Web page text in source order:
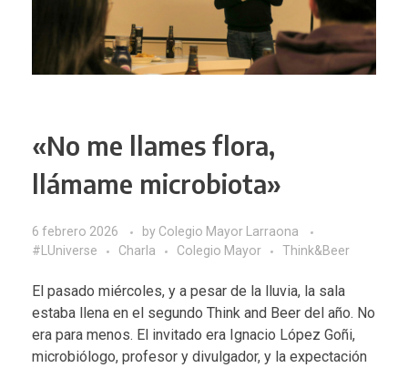
«No me llames flora,
llámame microbiota»
6 febrero 2026 by Colegio Mayor Larraona
#LUniverse
Charla Colegio Mayor Think&Beer
El pasado miércoles, y a pesar de la lluvia, la sala
estaba llena en el segundo Think and Beer del año. No
era para menos. El invitado era Ignacio López Goñi,
microbiólogo, profesor y divulgador, y la expectación